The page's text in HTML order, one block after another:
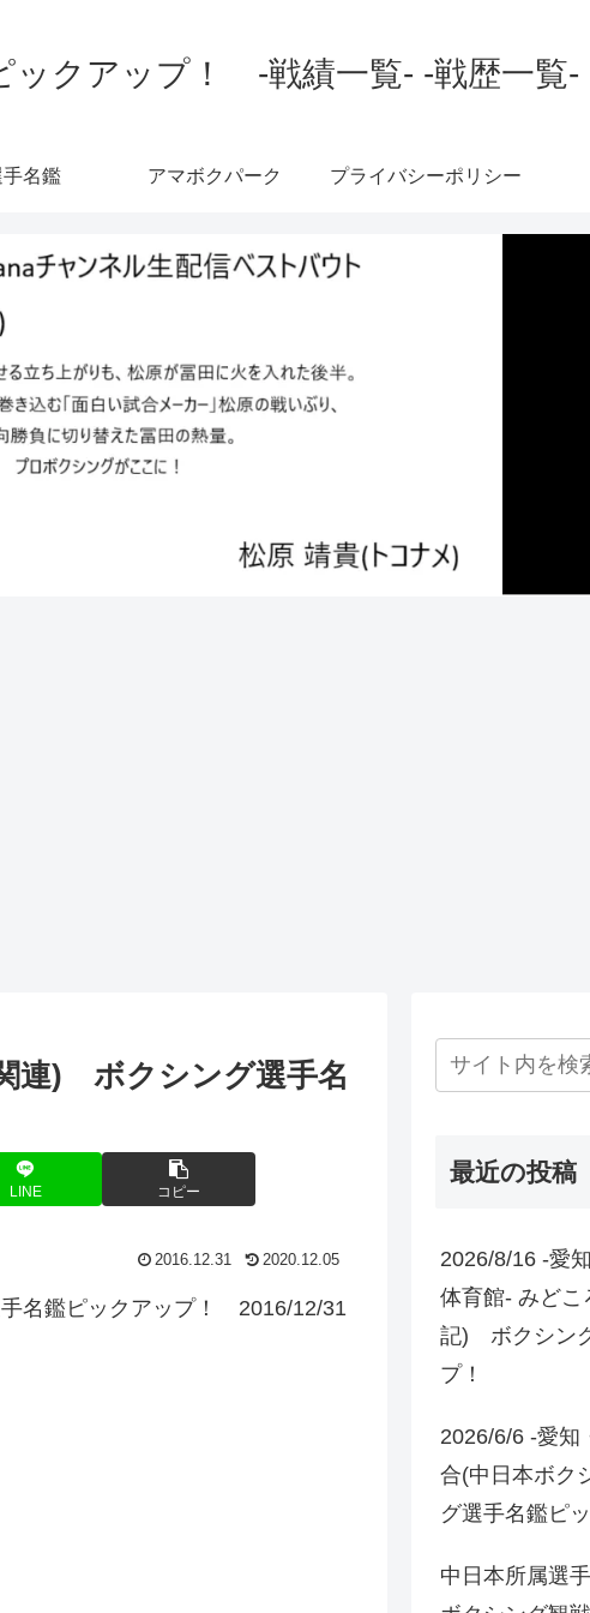
クアップ！ -戦績一覧- -戦歴一覧-
名鑑 アマボクパーク プライバシーポリシー
連) ボクシング選手名
LINE コピー
2016.12.31 2020.12.05
名鑑ピックアップ！ 2016/12/31
最近の投稿
2026/8/16 -愛
体育館- みどこ
記) ボクシン
プ！
2026/6/6 -愛知
合(中日本ボク
グ選手名鑑ピ
中日本所属選